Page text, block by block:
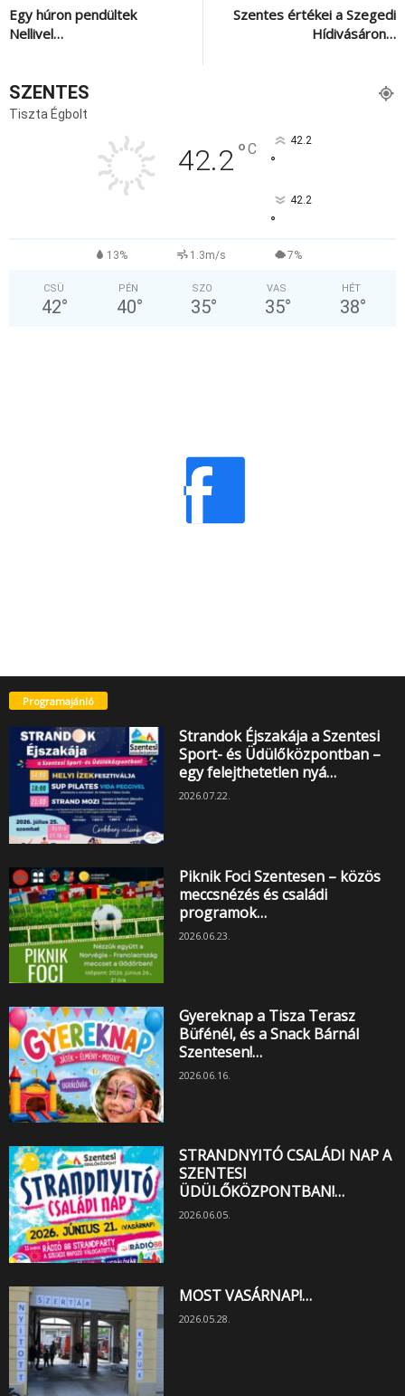
Egy húron pendültek
Nellivel…
Szentes értékei a Szegedi
Hídivásáron…
SZENTES
Tiszta Égbolt
42.2°C 42.2
°
42.2
°
13% 1.3m/s 7%
CSÜ
42°
PÉN
40°
SZO
35°
VAS
35°
HÉT
38°
Programajánló
Strandok Éjszakája a Szentesi
Sport- és Üdülőközpontban –
egy felejthetetlen nyá…
2026.07.22.
Piknik Foci Szentesen – közös
meccsnézés és családi
programok…
2026.06.23.
Gyereknap a Tisza Terasz
Büfénél, és a Snack Bárnál
Szentesen!…
2026.06.16.
STRANDNYITÓ CSALÁDI NAP A
SZENTESI
ÜDÜLŐKÖZPONTBAN!…
2026.06.05.
MOST VASÁRNAP!…
2026.05.28.